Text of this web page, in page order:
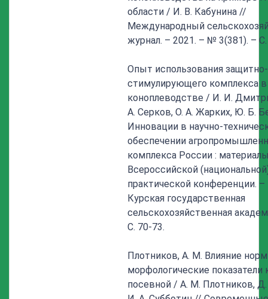
области / И. В. Кабунина //
Международный
журнал. – 2021. – № 3(381). –
Опыт использования защитно-
стимулирующего комплекса в
коноплеводстве / И. И.
А. Серков, О. А. Жарких, Ю. Б.
Инновации в научно-
обеспечении
комплекса России :
Всероссийской
практической конференции. –
Курская государственная
сельскохозяйственная
С. 70-73.
Плотников, А. М. Влияние
морфологические показатели
посевной / А. М. Плотников, Д.